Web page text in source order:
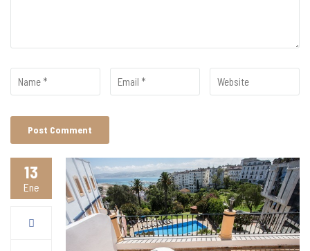
13
Ene